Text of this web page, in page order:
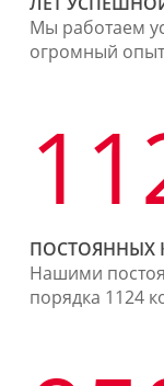
Мы работаем
огромный
ПОСТОЯННЫХ
Нашими
порядка 1124